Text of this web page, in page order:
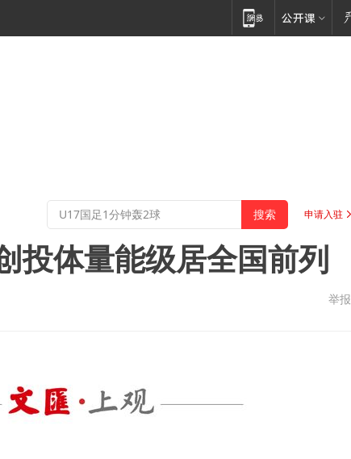
申请入驻
投体量能级居全国前列
举报